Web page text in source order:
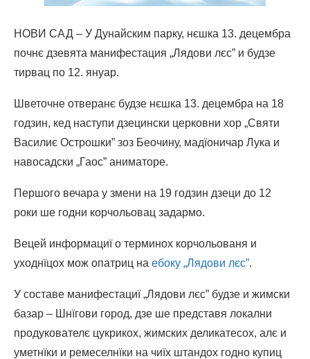
НОВИ САД – У Дунайским парку, нєшка 13. децембра
почнє дзевята манифестация „Лядови лєс” и будзе
тирвац по 12. януар.
Шветочне отверанє будзе нєшка 13. децембра на 18
годзин, кед наступи дзецински церковни хор „Святи
Василиє Острошки” зоз Беочину, мадїоничар Лука и
навосадски „Гаос” аниматоре.
Першого вечара у змени на 19 годзин дзеци до 12
роки ше годни корчольовац задармо.
Вецей информациї о терминох корчольованя и
уходнїцох мож опатриц на ебоку „Лядови лєс”.
У составе манифестациї „Лядови лєс” будзе и жимски
базар – Шнїгови город, дзе ше представя локални
продукователє цукрикох, жимских деликатесох, алє и
уметнїки и ремеселнїки на чиїх штандох годно купиц